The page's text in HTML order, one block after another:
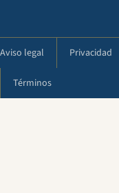
Aviso legal Privacidad
Términos